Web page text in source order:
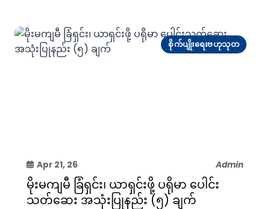
စိုက်ပျိုးရေးဗဟုသုတ
Apr 21, 26 Admin
မိုးမကျမီ ခြံရှင်း၊ ယာရှင်းဖို့ ပရိုမာ ပေါင်း
သတ်ဆေး အသုံးပြုနည်း (၅) ချက်